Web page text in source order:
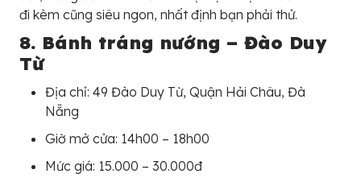
đi kèm cũng siêu ngon, nhất định bạn phải thử.
8. Bánh tráng nướng – Đào Duy
Từ
Địa chỉ: 49 Đào Duy Từ, Quận Hải Châu, Đà
Nẵng
Giờ mở cửa: 14h00 – 18h00
Mức giá: 15.000 – 30.000đ